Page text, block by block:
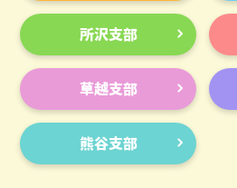
所沢支部
草越支部
熊谷支部